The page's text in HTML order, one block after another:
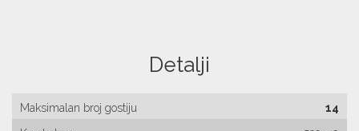
Detalji
Maksimalan broj gostiju
14